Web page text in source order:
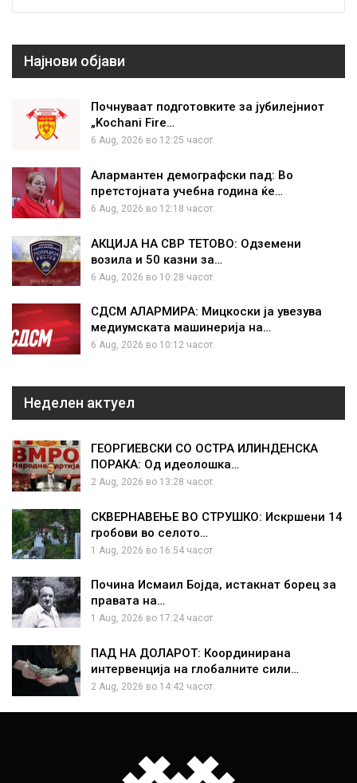
Најнови објави
Почнуваат подготовките за јубилејниот
„Kochani Fire…
6 Aug, 2026 во 12:25 часот.
Алармантен демографски пад: Во
претстојната учебна година ќе…
6 Aug, 2026 во 12:18 часот.
АКЦИЈА НА СВР ТЕТОВО: Одземени
возила и 50 казни за…
6 Aug, 2026 во 10:28 часот.
СДСМ АЛАРМИРА: Мицкоски ја увезува
медиумската машинерија на…
6 Aug, 2026 во 10:12 часот.
Неделен актуел
ГЕОРГИЕВСКИ СО ОСТРА ИЛИНДЕНСКА
ПОРАКА: Од идеолошка…
2 Aug, 2026 во 13:28 часот.
СКВЕРНАВЕЊЕ ВО СТРУШКО: Искршени 14
гробови во селото…
1 Aug, 2026 во 16:54 часот.
Почина Исмаил Бојда, истакнат борец за
правата на…
1 Aug, 2026 во 17:24 часот.
ПАД НА ДОЛАРОТ: Координирана
интервенција на глобалните сили…
2 Aug, 2026 во 14:42 часот.